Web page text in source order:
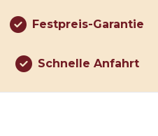
Festpreis-Garantie
Schnelle Anfahrt